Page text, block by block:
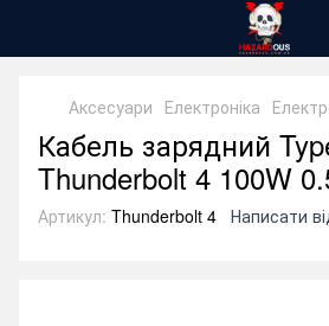
Аксесуари Електроніка
Кабель зарядний
Thunderbolt 4 100W
Артикул: Thunderbolt 4 Написати